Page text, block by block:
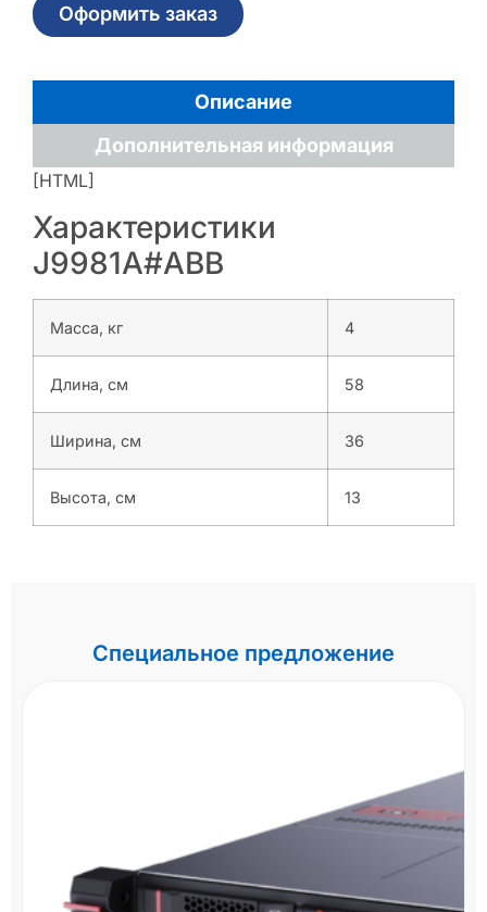
Оформить заказ
Описание
Дополнительная информация
[HTML]
Характеристики
J9981A#ABB
Масса, кг 4
Длина, см 58
Ширина, см 36
Высота, см 13
Специальное предложение